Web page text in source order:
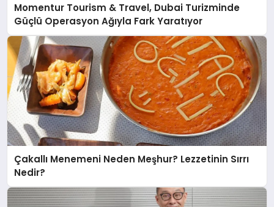
Momentur Tourism & Travel, Dubai Turizminde
Güçlü Operasyon Ağıyla Fark Yaratıyor
Çakallı Menemeni Neden Meşhur? Lezzetinin Sırrı
Nedir?